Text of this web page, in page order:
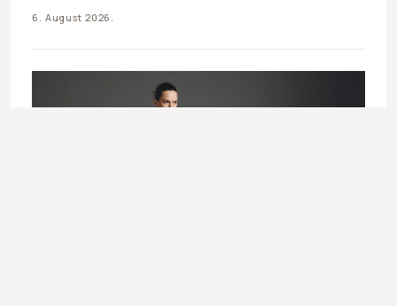
6. August 2026.